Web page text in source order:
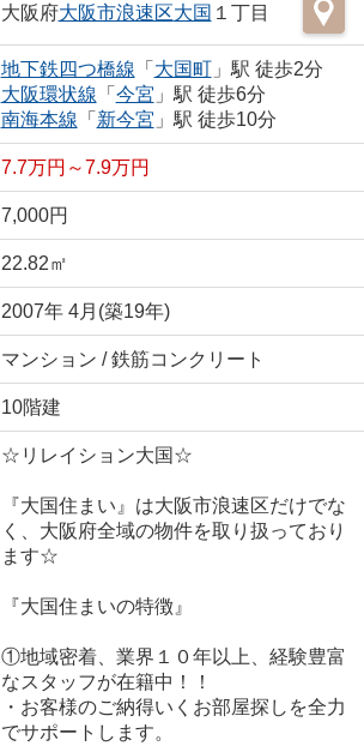
大阪府大阪市浪速区大国 １丁目
地下鉄四つ橋線 「 大国町」駅 徒歩2分
大阪環状線 「 今宮 」駅 徒歩6分
南海本線 「 新今宮 」駅 徒歩10分
7.7万円～7.9万円
7,000円
22.82㎡
2007年 4月(築19年)
マンション / 鉄筋コンクリート
10階建
☆リレイション大国☆
『大国住まい』は大阪市浪速区だけでな
く、大阪府全域の物件を取り扱っており
ます☆
『大国住まいの特徴』
①地域密着、業界１０年以上、経験豊富
なスタッフが在籍中！！
・お客様のご納得いくお部屋探しを全力
でサポートします。